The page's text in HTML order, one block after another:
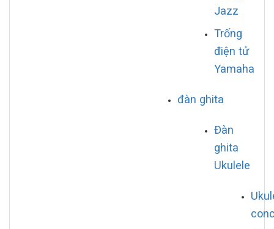
Jazz
Trống
điện tử
Yamaha
đàn ghita
Đàn
ghita
Ukulele